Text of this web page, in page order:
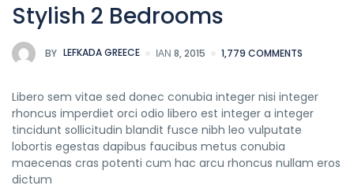
Stylish 2 Bedrooms
BY LEFKADA GREECE ΙΑΝ 8, 2015 1,779 COMMENTS
Libero sem vitae sed donec conubia integer nisi integer
rhoncus imperdiet orci odio libero est integer a integer
tincidunt sollicitudin blandit fusce nibh leo vulputate
lobortis egestas dapibus faucibus metus conubia
maecenas cras potenti cum hac arcu rhoncus nullam eros
dictum